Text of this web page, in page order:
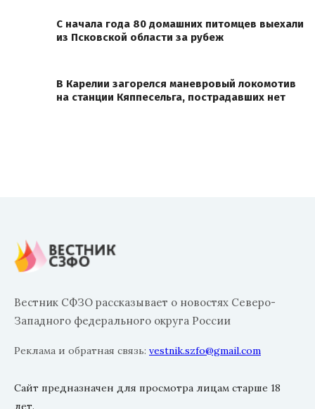
С начала года 80 домашних питомцев выехали
из Псковской области за рубеж
В Карелии загорелся маневровый локомотив
на станции Кяппесельга, пострадавших нет
Вестник СФЗО рассказывает о новостях Северо-
Западного федерального округа России
Реклама и обратная связь: vestnik.szfo@gmail.com
Сайт предназначен для просмотра лицам старше 18
лет.